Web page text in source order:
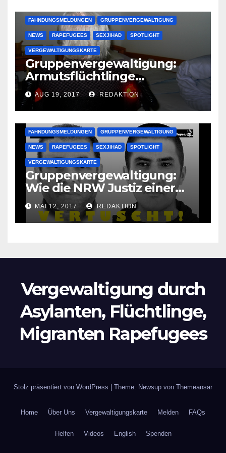
FAHNDUNGSMELDUNGEN GRUPPENVERGEWALTIGUNG
NEWS RAPEFUGEES SEXJIHAD SPOTLIGHT
VERGEWALTIGUNGSKARTE
Gruppenvergewaltigung:
Armutsflüchtlinge
vergewaltigen bettlägerige
Oma im Schlaf
krankenhausreif
AUG 19, 2017 REDAKTION
FAHNDUNGSMELDUNGEN GRUPPENVERGEWALTIGUNG
NEWS RAPEFUGEES SEXJIHAD SPOTLIGHT
VERGEWALTIGUNGSKARTE
Gruppenvergewaltigung:
Wie die NRW Justiz einer
Lokalzeitung verbietet diese
Bilder zu veröffentlichen
MAI 12, 2017 REDAKTION
Vergewaltigung durch
Asylanten, Flüchtlinge,
Migranten Rapefugees
Stolz präsentiert von WordPress Theme: Newsup von Themeansar
Home Über Uns Vergewaltigungskarte Melden FAQs
Helfen Videos English Spenden